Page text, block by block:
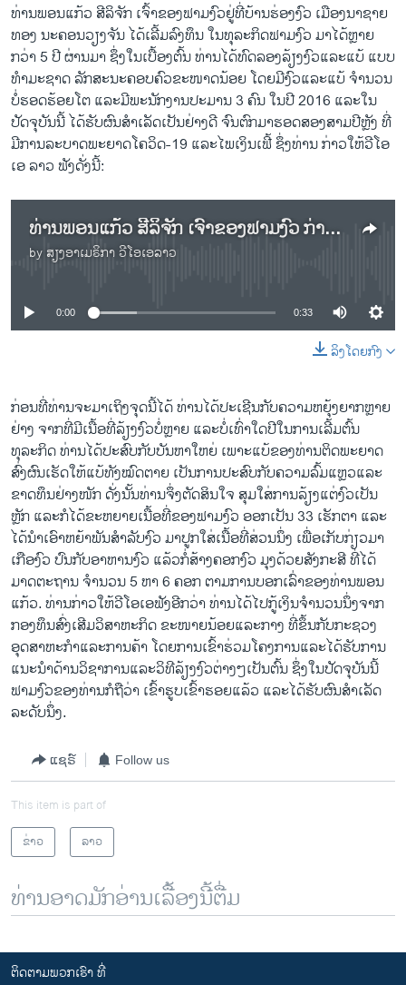
ທ່ານພອນແກ້ວ ສີລິຈັກ ເຈົ້າຂອງຟາມງົວຢູ່ທີ່ບ້ານຮ່ອງງົວ ເມືອງນາຊາຍ
ທອງ ນະຄອນວຽງຈັນ ໄດ້ເລີ້ມລົງທຶນ ໃນທຸລະກິດຟາມງົວ ມາໄດ້ຫຼາຍ
ກວ່າ 5 ປີ ຜ່ານມາ ຊຶ່ງໃນເບື້ອງຕົ້ນ ທ່ານໄດ້ທົດລອງລ້ຽງງົວແລະແບ້ ແບບ
ທຳມະຊາດ ລັກສະນະຄອບຄົວຂະໜາດນ້ອຍ ໂດຍມີງົວແລະແບ້ ຈຳນວນ
ບໍ່ຮອດຮ້ອຍໂຕ ແລະມີພະນັກງານປະມານ 3 ຄົນ ໃນປີ 2016 ແລະໃນ
ປັດຈຸບັນນີ້ ໄດ້ຮັບຜົນສຳເລັດເປັນຢ່າງດີ ຈົນຕົກມາຮອດສອງສາມປີຫຼັງ ທີ່
ມີການລະບາດພະຍາດໂຄວິດ-19 ແລະໄພເງິນເຟີ້ ຊຶ່ງທ່ານ ກ່າວໃຫ້ວີໂອ
ເອ ລາວ ຟັງດັ່ງນີ້:
ທ່ານພອນແກ້ວ ສີລິຈັກ ເຈົ້າຂອງຟາມງົວ ກ່າວເຖິງສະພາບການລ້ຽງງົວ
by ສຽງອາເມຣິກາ ວີໂອເອລາວ
No media source currently available
0:00 0:33
ລິງໂດຍກົງ
ກ່ອນທີ່ທ່ານຈະມາເຖິງຈຸດນີ້ໄດ້ ທ່ານໄດ້ປະເຊີນກັບຄວາມຫຍຸ້ງຍາກຫຼາຍ
ຢ່າງ ຈາກທີ່ມີເນື້ອທີ່ລ້ຽງງົວບໍ່ຫຼາຍ ແລະບໍ່ເທົ່າໃດປີໃນການເລີ້ມຕົ້ນ
ທຸລະກິດ ທ່ານໄດ້ປະສົບກັບບັນຫາໃຫຍ່ ເພາະແບ້ຂອງທ່ານຕິດພະຍາດ
ສົ່ງຜົນເຮັດໃຫ້ແບ້ທັງໝົດຕາຍ ເປັນການປະສົບກັບຄວາມລົ້ມແຫຼວແລະ
ຂາດທຶນຢ່າງໜັກ ດັ່ງນັ້ນທ່ານຈຶ່ງຕັດສິນໃຈ ສຸມໃສ່ການລ້ຽງແຕ່ງົວເປັນ
ຫຼັກ ແລະກໍໄດ້ຂະຫຍາຍເນື້ອທີ່ຂອງຟາມງົວ ອອກເປັນ 33 ເຮັກຕາ ແລະ
ໄດ້ນຳເອົາຫຍ້າພັນສຳລັບງົວ ມາປູກໃສ່ເນື້ອທີ່ສ່ວນນຶ່ງ ເພື່ອເກັບກ່ຽວມາ
ເກືອງົວ ປົນກັບອາຫານງົວ ແລ້ວກໍ່ສ້າງຄອກງົວ ມຸງດ້ວຍສັງກະສີ ທີ່ໄດ້
ມາດຕະຖານ ຈຳນວນ 5 ຫາ 6 ຄອກ ຕາມການບອກເລົ່າຂອງທ່ານພອນ
ແກ້ວ. ທ່ານກ່າວໃຫ້ວີໂອເອຟັງອີກວ່າ ທ່ານໄດ້ໄປກູ້ເງິນຈຳນວນນຶ່ງຈາກ
ກອງທຶນສົ່ງເສີມວິສາຫະກິດ ຂະໜາຍນ້ອຍແລະກາງ ທີ່ຂຶ້ນກັບກະຊວງ
ອຸດສາຫະກຳແລະການຄ້າ ໂດຍການເຂົ້າຮ່ວມໂຄງການແລະໄດ້ຮັບການ
ແນະນຳດ້ານວິຊາການແລະວິທີລ້ຽງງົວຕ່າງໆເປັນຕົ້ນ ຊຶ່ງໃນປັດຈຸບັນນີ້
ຟາມງົວຂອງທ່ານກໍຖືວ່າ ເຂົ້າຮູບເຂົ້າຮອຍແລ້ວ ແລະໄດ້ຮັບຜົນສຳເລັດ
ລະດັບນຶ່ງ.
ແຊຣ໌ Follow us
This item is part of
ຂ່າວ
ລາວ
ທ່ານອາດມັກອ່ານເລື້ອງນີ້ຕື່ມ
ຕິດຕາມພວກເຮົາ ທີ່